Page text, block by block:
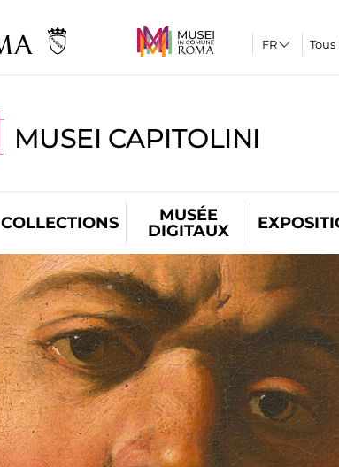
MUSEI CAPITOLINI
COLLECTIONS
MUSÉE
DIGITAUX